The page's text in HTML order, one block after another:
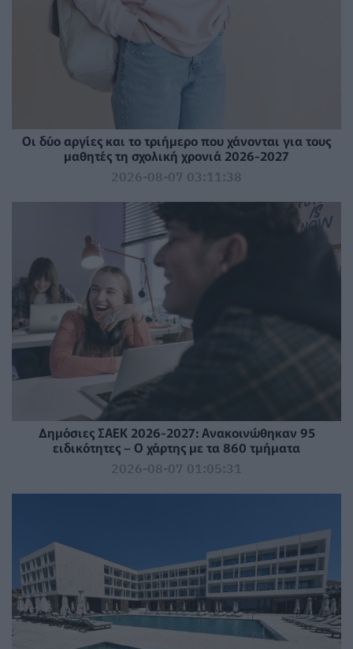
Οι δύο αργίες και το τριήμερο που χάνονται για τους
μαθητές τη σχολική χρονιά 2026-2027
2026-08-07 03:11:38
Δημόσιες ΣΑΕΚ 2026-2027: Ανακοινώθηκαν 95
ειδικότητες – Ο χάρτης με τα 860 τμήματα
2026-08-07 01:05:31